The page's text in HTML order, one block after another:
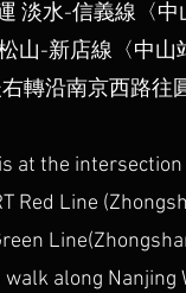
淡水-信義線〈中
山-新店線〈中山
轉沿南京西路往
at the intersection
Red Line
along